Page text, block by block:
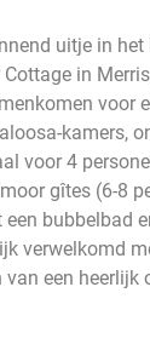
uitje in
in
voor
kamers,
voor 4
gîtes (6-8
bubbelbad
verwelkomd
een